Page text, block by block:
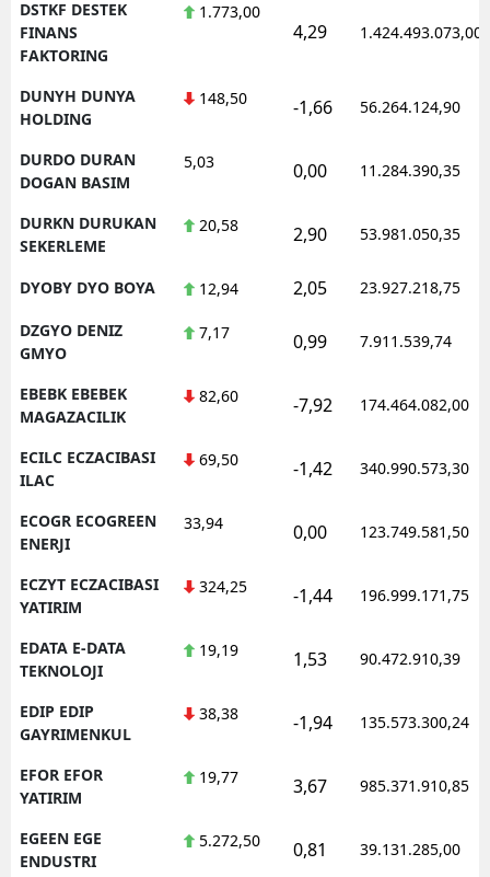
DSTKF DESTEK
FINANS
FAKTORING
1.773,00
4,29 1.424.493.073,00
DUNYH DUNYA
HOLDING
148,50 -1,66 56.264.124,90
DURDO DURAN
DOGAN BASIM
5,03 0,00 11.284.390,35
DURKN DURUKAN
SEKERLEME
20,58 2,90 53.981.050,35
DYOBY DYO BOYA 12,94 2,05 23.927.218,75
DZGYO DENIZ
GMYO
7,17 0,99 7.911.539,74
EBEBK EBEBEK
MAGAZACILIK
82,60 -7,92 174.464.082,00
ECILC ECZACIBASI
ILAC
69,50 -1,42 340.990.573,30
ECOGR ECOGREEN
ENERJI
33,94 0,00 123.749.581,50
ECZYT ECZACIBASI
YATIRIM
324,25 -1,44 196.999.171,75
EDATA E-DATA
TEKNOLOJI
19,19 1,53 90.472.910,39
EDIP EDIP
GAYRIMENKUL
38,38 -1,94 135.573.300,24
EFOR EFOR
YATIRIM
19,77 3,67 985.371.910,85
EGEEN EGE
ENDUSTRI
5.272,50 0,81 39.131.285,00